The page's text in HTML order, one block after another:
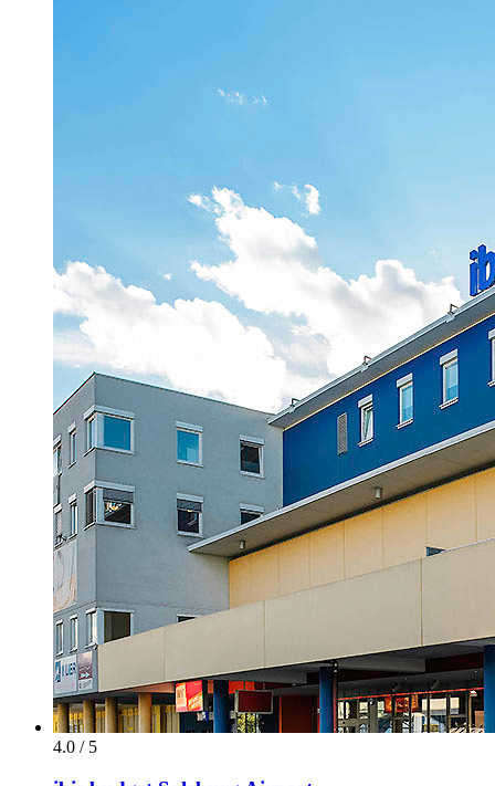
4.0 / 5